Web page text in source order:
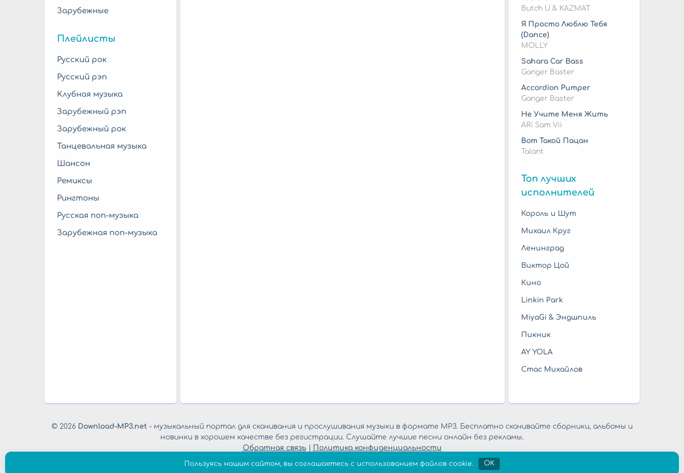
Зарубежные
Плейлисты
Русский рок
Русский рэп
Клубная музыка
Зарубежный рэп
Зарубежный рок
Танцевальная музыка
Шансон
Ремиксы
Рингтоны
Русская поп-музыка
Зарубежная поп-музыка
Butch U & KAZMAT
Я Просто Люблю Тебя
(Dance)
MOLLY
Sahara Car Bass
Ganger Baster
Accordion Pumper
Ganger Baster
Не Учите Меня Жить
ARi Sam Vii
Вот Такой Пацан
Talant
Топ лучших
исполнителей
Король и Шут
Михаил Круг
Ленинград
Виктор Цой
Кино
Linkin Park
MiyaGi & Эндшпиль
Пикник
AY YOLA
Стас Михайлов
© 2026 Download-MP3.net - музыкальный портал для скачивания и прослушивания музыки в формате MP3. Бесплатно скачивайте сборники, альбомы и
новинки в хорошем качестве без регистрации. Слушайте лучшие песни онлайн без рекламы.
Обратная связь
Политика конфиденциальности
Пользуясь нашим сайтом, вы соглашаетесь с использованием файлов cookie. OK